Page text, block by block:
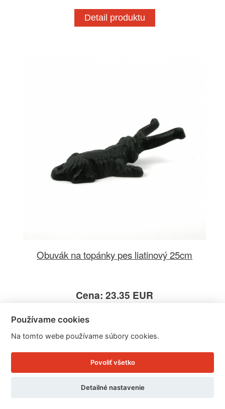
Detail produktu
Obuvák na topánky pes liatinový 25cm
Cena: 23.35 EUR
U Vás doma 11. - 12. 8.
Používame cookies
Na tomto webe používame súbory cookies.
Povoliť všetko
Detailné nastavenie